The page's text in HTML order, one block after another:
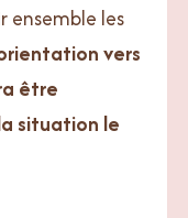
ensemble les
vers
être
situation le